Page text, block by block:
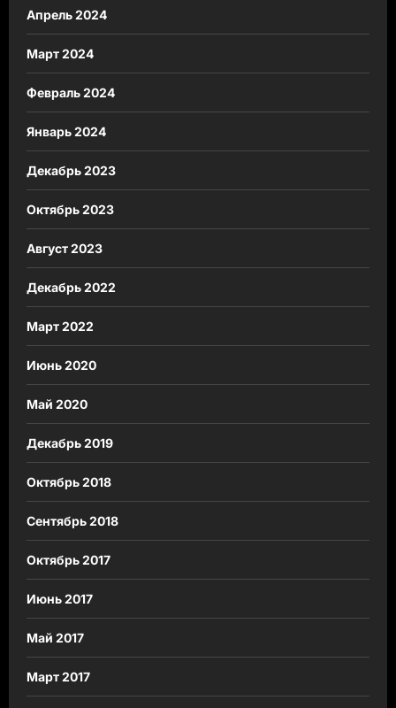
Апрель 2024
Март 2024
Февраль 2024
Январь 2024
Декабрь 2023
Октябрь 2023
Август 2023
Декабрь 2022
Март 2022
Июнь 2020
Май 2020
Декабрь 2019
Октябрь 2018
Сентябрь 2018
Октябрь 2017
Июнь 2017
Май 2017
Март 2017